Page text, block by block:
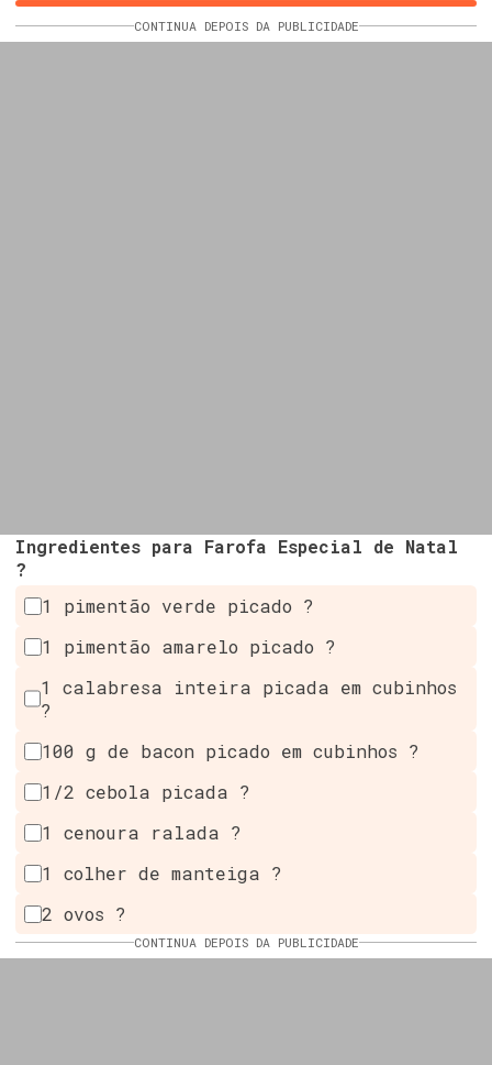
CONTINUA DEPOIS DA PUBLICIDADE
Ingredientes para Farofa Especial de Natal
?
1 pimentão verde picado ?
1 pimentão amarelo picado ?
1 calabresa inteira picada em cubinhos
?
100 g de bacon picado em cubinhos ?
1/2 cebola picada ?
1 cenoura ralada ?
1 colher de manteiga ?
2 ovos ?
CONTINUA DEPOIS DA PUBLICIDADE